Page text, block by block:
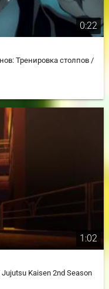
0:22
Тренировка столпов /
1:02
Kaisen 2nd Season